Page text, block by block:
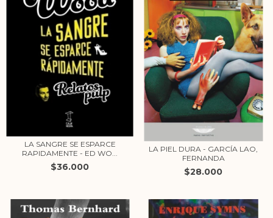
LA SANGRE SE ESPARCE
RAPIDAMENTE - ED WO...
$36.000
LA PIEL DURA - GARCÍA LAO,
FERNANDA
$28.000